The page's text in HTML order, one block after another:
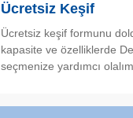
Ücretsiz Keşif
Ücretsiz keşif formunu
kapasite ve özelliklerde
seçmenize yardımcı